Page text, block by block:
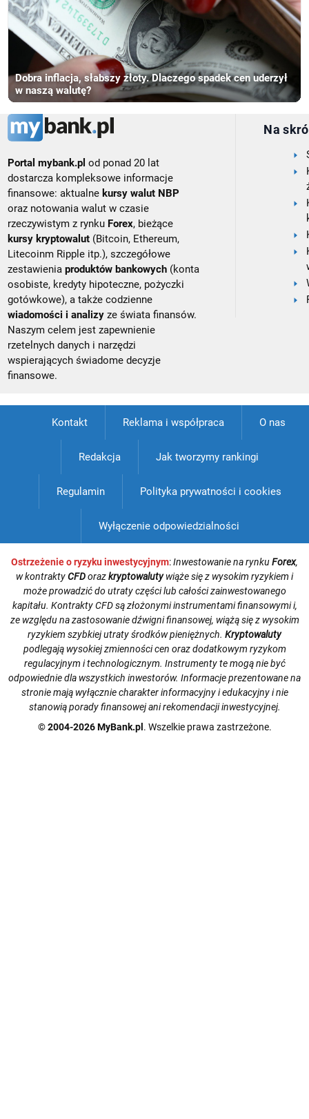
Dobra inflacja, słabszy złoty. Dlaczego spadek cen uderzył
w naszą walutę?
Portal mybank.pl od ponad 20 lat
dostarcza kompleksowe informacje
finansowe: aktualne kursy walut NBP
oraz notowania walut w czasie
rzeczywistym z rynku Forex, bieżące
kursy kryptowalut (Bitcoin, Ethereum,
Litecoinm Ripple itp.), szczegółowe
zestawieniaproduktów bankowych (konta
osobiste, kredyty hipoteczne, pożyczki
gotówkowe), a także codzienne
wiadomości i analizy ze świata finansów.
Naszym celem jest zapewnienie
rzetelnych danych i narzędzi
wspierających świadome decyzje
finansowe.
Na
Kontakt Reklama i współpraca O nas
Redakcja Jak tworzymy rankingi
Regulamin Polityka prywatności i cookies
Wyłączenie odpowiedzialności
Ostrzeżenie o ryzyku inwestycyjnym:Inwestowanie na rynkuForex,
w kontraktyCFDorazkryptowalutywiąże się z wysokim ryzykiem i
może prowadzić do utraty części lub całości zainwestowanego
kapitału. Kontrakty CFD są złożonymi instrumentami finansowymi i,
ze względu na zastosowanie dźwigni finansowej, wiążą się z wysokim
ryzykiem szybkiej utraty środków pieniężnych. Kryptowaluty
podlegają wysokiej zmienności cen oraz dodatkowym ryzykom
regulacyjnym i technologicznym. Instrumenty te mogą nie być
odpowiednie dla wszystkich inwestorów. Informacje prezentowane na
stronie mają wyłącznie charakter informacyjny i edukacyjny i nie
stanowią porady finansowej ani rekomendacji inwestycyjnej.
© 2004-2026 MyBank.pl . Wszelkie prawa zastrzeżone.